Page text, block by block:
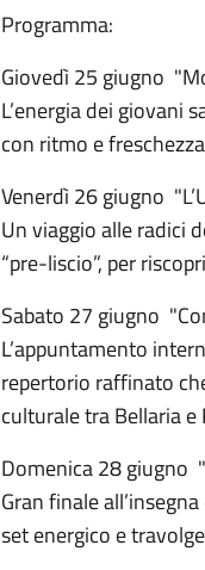
Programma:
Giovedì 25 giugno
L’energia dei giovani
con ritmo e
Venerdì 26 giugno
Un viaggio alle radici
“pre-liscio”, per
Sabato 27 giugno
L’appuntamento
repertorio raffinato
culturale tra Bellaria e
Domenica 28 giugno
Gran finale
set energico e